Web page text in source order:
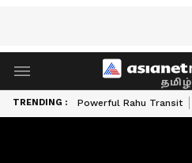
தமிழ்
TRENDING : Powerful Rahu Transit